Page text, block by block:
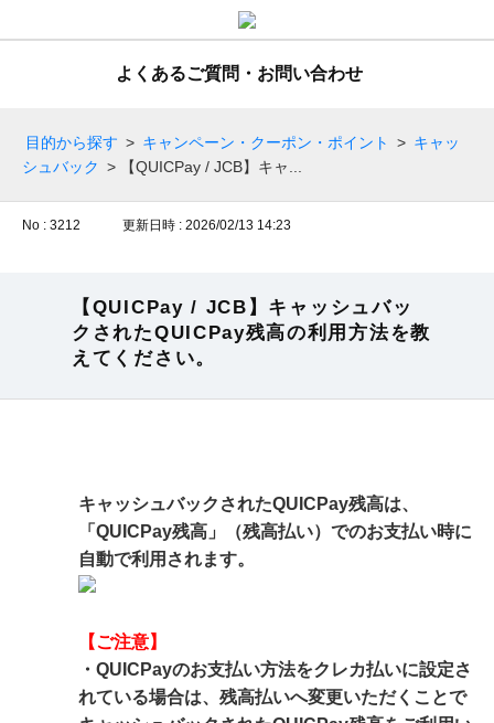
よくあるご質問・お問い合わせ
目的から探す > キャンペーン・クーポン・ポイント > キャッ
シュバック > 【QUICPay / JCB】キャ...
No : 3212 更新日時 : 2026/02/13 14:23
【QUICPay / JCB】キャッシュバッ
クされたQUICPay残高の利用方法を教
えてください。
キャッシュバックされたQUICPay残高は、
「QUICPay残高」（残高払い）でのお支払い時に
自動で利用されます。
【ご注意】
・QUICPayのお支払い方法をクレカ払いに設定さ
れている場合は、残高払いへ変更いただくことで